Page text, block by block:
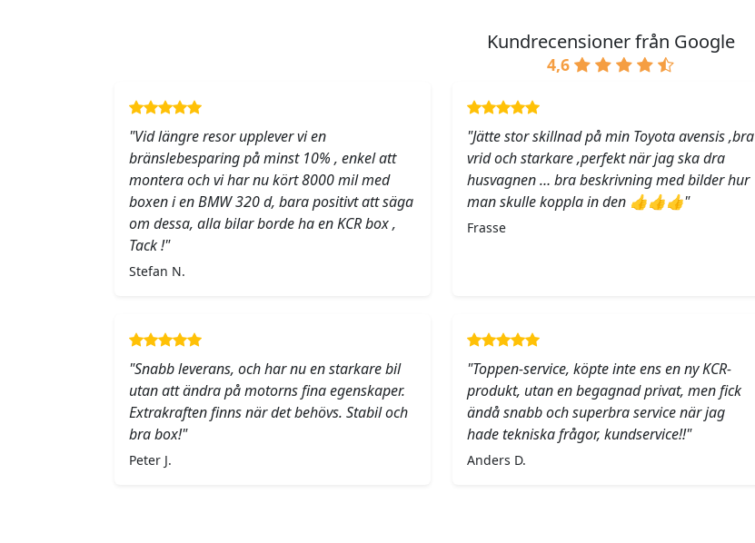
Kundrecensioner från Google
4,6
"Vid längre resor upplever vi en
bränslebesparing på minst 10% , enkel att
montera och vi har nu kört 8000 mil med
boxen i en BMW 320 d, bara positivt att säga
om dessa, alla bilar borde ha en KCR box ,
Tack !"
Stefan N.
"Jätte stor skillnad på min Toyota avensis ,bra
vrid och starkare ,perfekt när jag ska dra
husvagnen … bra beskrivning med bilder hur
man skulle koppla in den 👍👍👍"
Frasse
"Snabb leverans, och har nu en starkare bil
utan att ändra på motorns fina egenskaper.
Extrakraften finns när det behövs. Stabil och
bra box!"
Peter J.
"Toppen-service, köpte inte ens en ny KCR-
produkt, utan en begagnad privat, men fick
ändå snabb och superbra service när jag
hade tekniska frågor, kundservice!!"
Anders D.